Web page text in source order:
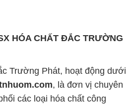
HÓA CHẤT ĐẮC TRƯỜNG
Trường Phát, hoạt động dưới
, là đơn vị chuyên
các loại hóa chất công